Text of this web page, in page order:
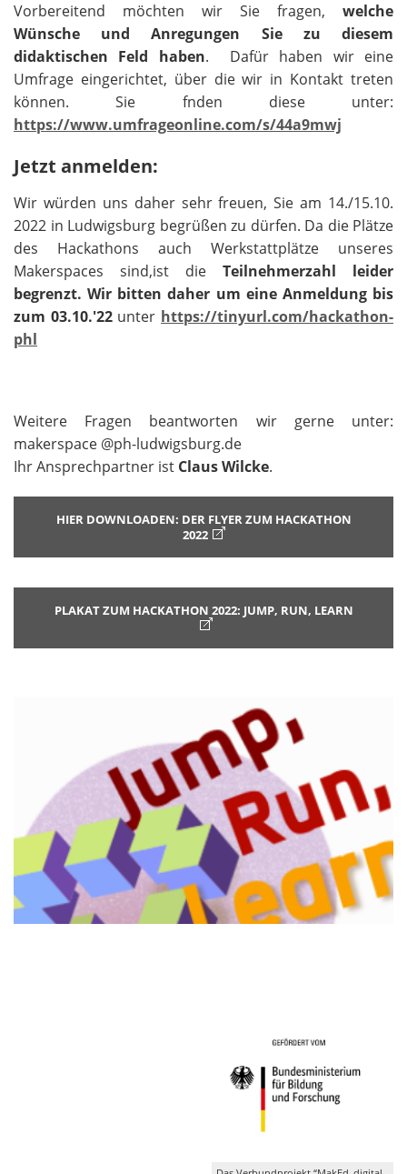
Vorbereitend möchten wir Sie fragen, welche
Wünsche und Anregungen Sie zu diesem
didaktischen Feld haben. Dafür haben wir eine
Umfrage eingerichtet, über die wir in Kontakt treten
können. Sie fnden diese unter:
https://www.umfrageonline.com/s/44a9mwj
Jetzt anmelden:
Wir würden uns daher sehr freuen, Sie am 14./15.10.
2022 in Ludwigsburg begrüßen zu dürfen. Da die Plätze
des Hackathons auch Werkstattplätze unseres
Makerspaces sind,ist die Teilnehmerzahl leider
begrenzt. Wir bitten daher um eine Anmeldung bis
zum 03.10.'22unter https://tinyurl.com/hackathon-
phl
Weitere Fragen beantworten wir gerne unter:
makerspace @ph-ludwigsburg.de
Ihr Ansprechpartner ist Claus Wilcke.
HIER DOWNLOADEN: DER FLYER ZUM HACKATHON
2022
PLAKAT ZUM HACKATHON 2022: JUMP, RUN, LEARN